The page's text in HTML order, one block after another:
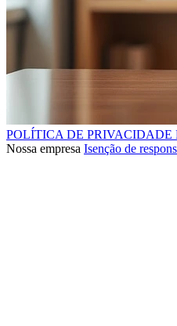
POLÍTICA DE
Nossa empresa Isenção de